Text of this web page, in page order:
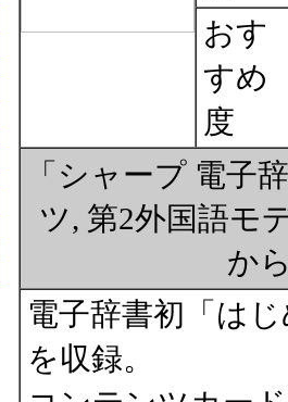
おす
すめ
度
「シャープ 電子
ツ, 第2外国語モ
か
電子辞書初「は
を収録。